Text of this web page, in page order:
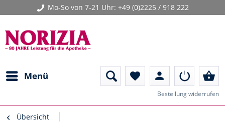
Mo-So von 7-21 Uhr: +49 (0)2225 / 918 222
Menü favorite person shopping_basket
Bestellung widerrufen
Übersicht